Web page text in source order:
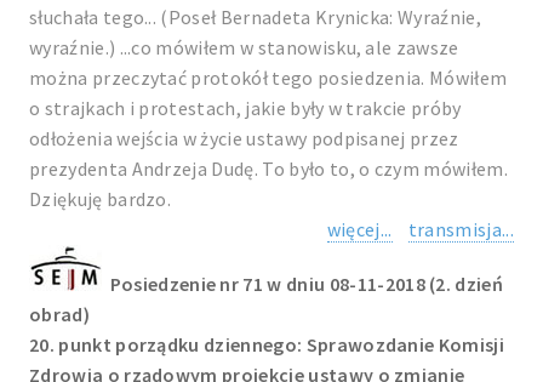
słuchała tego... (Poseł Bernadeta Krynicka: Wyraźnie,
wyraźnie.) ...co mówiłem w stanowisku, ale zawsze
można przeczytać protokół tego posiedzenia. Mówiłem
o strajkach i protestach, jakie były w trakcie próby
odłożenia wejścia w życie ustawy podpisanej przez
prezydenta Andrzeja Dudę. To było to, o czym mówiłem.
Dziękuję bardzo.
więcej...
transmisja...
Posiedzenie nr 71 w dniu 08-11-2018 (2. dzień
obrad)
20. punkt porządku dziennego: Sprawozdanie Komisji
Zdrowia o rządowym projekcie ustawy o zmianie